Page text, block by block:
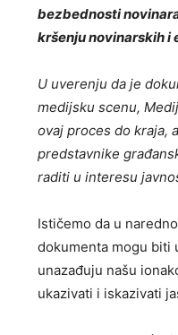
bezbednosti
kršenju novinarskih i
U uverenju da je
medijsku scenu,
ovaj proces do kraja,
predstavnike
raditi u interesu
Ističemo da u
dokumenta mogu biti
unazađuju našu
ukazivati i iskazivati